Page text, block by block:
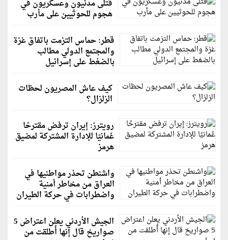
قتلى مدنيون وعسكريون في
هجوم للحوثيين على مأرب
قطر: حماس التزمت باتفاق غزة
والمجتمع الدولي مطالب
بالضغط على إسرائيل
كيف عاش المصريون لحظات
الزلزال؟
رويترز: إيران ترفض مقترحًا
عُمانيًا للإدارة المشتركة لمضيق
هرمز
واشنطن تحذر مواطنيها في
العراق من مخاطر أمنية
واضطرابات في حركة الطيران
الجيش الأردني يعلن اعتراض 5
صواريخ قال إنها أُطلقت من